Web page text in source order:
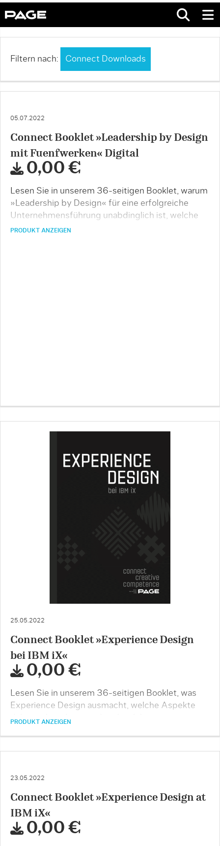
Filtern nach: Connect Downloads
05.07.2022
Connect Booklet »Leadership by Design
mit Fuenfwerken« Digital
0,00 €
Lesen Sie in unserem 36-seitigen Booklet, warum
»Leadership by Design« für eine erfolgreiche
Unternehmensführung unabdinglich ist, welche
Aspekte …
PRODUKT ANZEIGEN
25.05.2022
Connect Booklet »Experience Design
bei IBM iX«
0,00 €
Lesen Sie in unserem 36-seitigen Booklet, was
Experience Design ausmacht, welche Aspekte
dabei zu beachten sind und welche
PRODUKT ANZEIGEN
23.05.2022
Connect Booklet »Experience Design at
IBM iX«
0,00 €